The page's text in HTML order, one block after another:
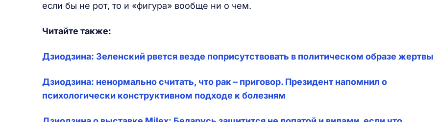
если бы не рот, то и «фигура» вообще ни о чем.
Читайте также:
Дзиодзина: Зеленский рвется везде поприсутствовать в политическом образе жертвы
Дзиодзина: ненормально считать, что рак – приговор. Президент напомнил о
психологически конструктивном подходе к болезням